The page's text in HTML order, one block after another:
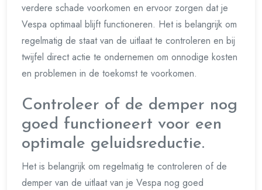
verdere schade voorkomen en ervoor zorgen dat je
Vespa optimaal blijft functioneren. Het is belangrijk om
regelmatig de staat van de uitlaat te controleren en bij
twijfel direct actie te ondernemen om onnodige kosten
en problemen in de toekomst te voorkomen.
Controleer of de demper nog
goed functioneert voor een
optimale geluidsreductie.
Het is belangrijk om regelmatig te controleren of de
demper van de uitlaat van je Vespa nog goed